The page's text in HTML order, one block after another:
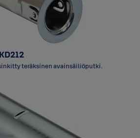
teräksinen avainsäiliöputki.